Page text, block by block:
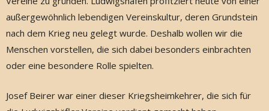
außergewöhnlich lebendigen Vereinskultur, deren Grundstein
nach dem Krieg neu gelegt wurde. Deshalb wollen wir die
Menschen vorstellen, die sich dabei besonders einbrachten
oder eine besondere Rolle spielten.
Josef Beirer war einer dieser Kriegsheimkehrer, die sich für